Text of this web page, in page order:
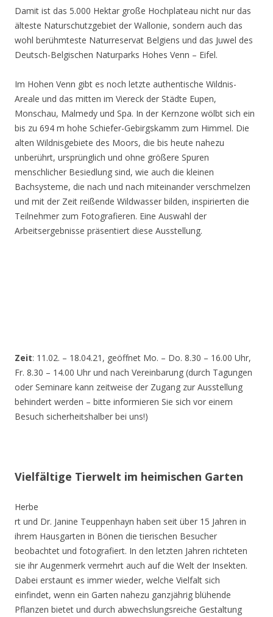
Damit ist das 5.000 Hektar große Hochplateau nicht nur das
älteste Naturschutzgebiet der Wallonie, sondern auch das
wohl berühmteste Naturreservat Belgiens und das Juwel des
Deutsch-Belgischen Naturparks Hohes Venn – Eifel.
Im Hohen Venn gibt es noch letzte authentische Wildnis-
Areale und das mitten im Viereck der Städte Eupen,
Monschau, Malmedy und Spa. In der Kernzone wölbt sich ein
bis zu 694 m hohe Schiefer-Gebirgskamm zum Himmel. Die
alten Wildnisgebiete des Moors, die bis heute nahezu
unberührt, ursprünglich und ohne größere Spuren
menschlicher Besiedlung sind, wie auch die kleinen
Bachsysteme, die nach und nach miteinander verschmelzen
und mit der Zeit reißende Wildwasser bilden, inspirierten die
Teilnehmer zum Fotografieren. Eine Auswahl der
Arbeitsergebnisse präsentiert diese Ausstellung.
Zeit: 11.02. – 18.04.21, geöffnet Mo. – Do. 8.30 – 16.00 Uhr,
Fr. 8.30 – 14.00 Uhr und nach Vereinbarung (durch Tagungen
oder Seminare kann zeitweise der Zugang zur Ausstellung
behindert werden – bitte informieren Sie sich vor einem
Besuch sicherheitshalber bei uns!)
Vielfältige Tierwelt im heimischen Garten
Herbe
rt und Dr. Janine Teuppenhayn haben seit über 15 Jahren in
ihrem Hausgarten in Bönen die tierischen Besucher
beobachtet und fotografiert. In den letzten Jahren richteten
sie ihr Augenmerk vermehrt auch auf die Welt der Insekten.
Dabei erstaunt es immer wieder, welche Vielfalt sich
einfindet, wenn ein Garten nahezu ganzjährig blühende
Pflanzen bietet und durch abwechslungsreiche Gestaltung